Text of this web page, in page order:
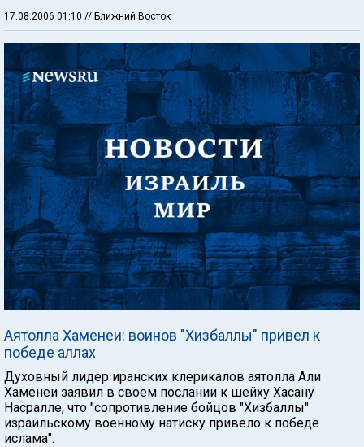
17.08.2006 01:10 // Ближний Восток
Аятолла Хаменеи: воинов "Хизбаллы" привел к
победе аллах
Духовный лидер иранских клерикалов аятолла Али
Хаменеи заявил в своем послании к шейху Хасану
Насралле, что "сопротивление бойцов "Хизбаллы"
израильскому военному натиску привело к победе
ислама".